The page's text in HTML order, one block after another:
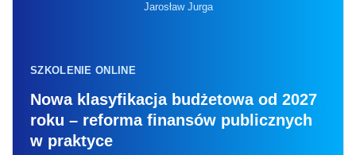
Jarosław Jurga
SZKOLENIE ONLINE
Nowa klasyfikacja budżetowa od 2027
roku – reforma finansów publicznych
w praktyce